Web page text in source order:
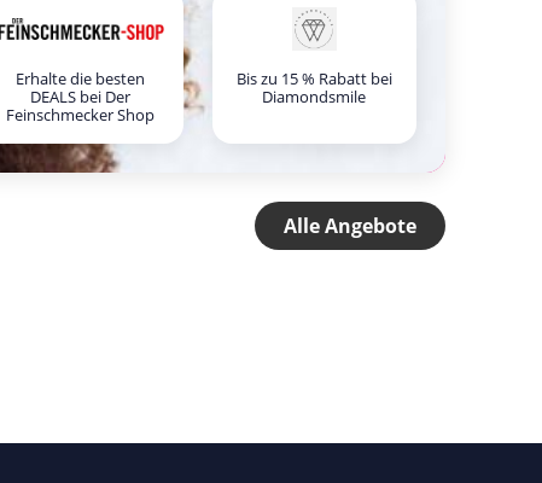
Erhalte die besten
DEALS bei Der
Feinschmecker Shop
Bis zu 15 % Rabatt bei
Diamondsmile
Alle Angebote